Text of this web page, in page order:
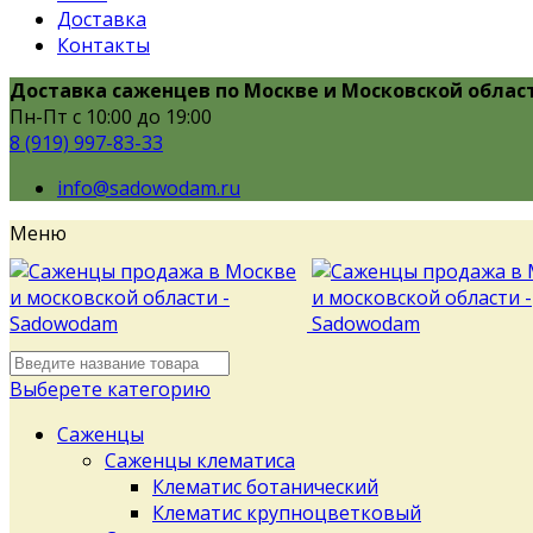
Доставка
Контакты
Доставка саженцев по Москве и Московской
Пн-Пт с 10:00 до 19:00
8 (919) 997-83-33
info@sadowodam.ru
Меню
Выберете категорию
Саженцы
Саженцы клематиса
Клематис ботанический
Клематис крупноцветковый